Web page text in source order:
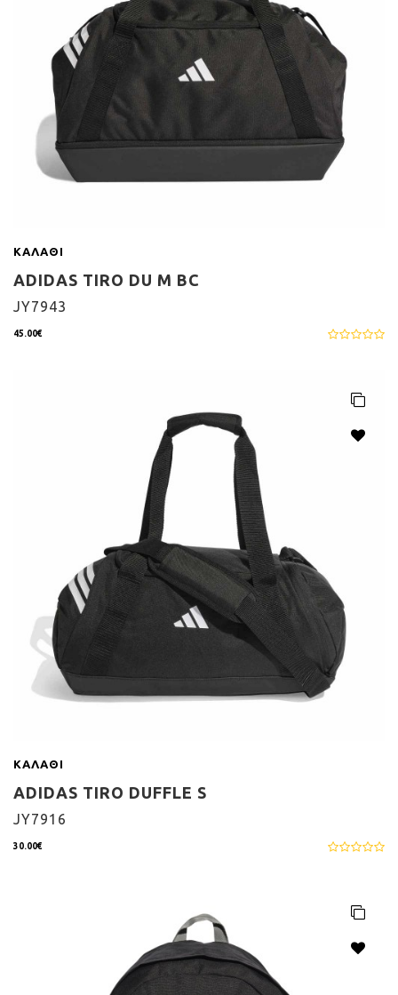
ΚΑΛΆΘΙ
ADIDAS TIRO DU M BC
JY7943
45.00€
ΚΑΛΆΘΙ
ADIDAS TIRO DUFFLE S
JY7916
30.00€